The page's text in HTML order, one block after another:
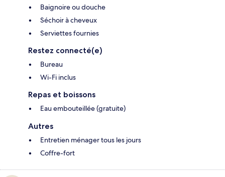
Baignoire ou douche
Séchoir à cheveux
Serviettes fournies
Restez connecté(e)
Bureau
Wi-Fi inclus
Repas et boissons
Eau embouteillée (gratuite)
Autres
Entretien ménager tous les jours
Coffre-fort